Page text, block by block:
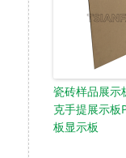
瓷砖样品展示
克手提展示板
板显示板